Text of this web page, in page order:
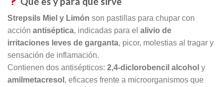
Strepsils Miel y Limón son pastillas para chupar con
acción antiséptica, indicadas para el alivio de
irritaciones leves de garganta, picor, molestias al tragar y
sensación de inflamación.
Contienen dos antisépticos: 2,4-diclorobencil alcohol y
amilmetacresol , eficaces frente a microorganismos que